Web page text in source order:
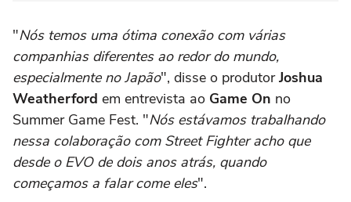
"Nós temos uma ótima conexão com várias
companhias diferentes ao redor do mundo,
especialmente no Japão", disse o produtorJoshua
Weatherford em entrevista ao Game On no
Summer Game Fest. "Nós estávamos trabalhando
nessa colaboração com Street Fighter acho que
desde o EVO de dois anos atrás, quando
começamos a falar come eles".